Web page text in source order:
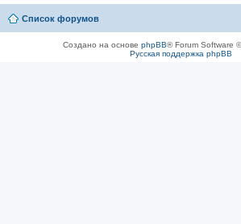
Список форумов
Создано на основе phpBB® Forum Software
Русская поддержка phpBB